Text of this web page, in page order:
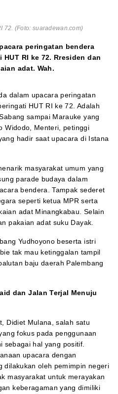
72. (Foto: suaradewan.com)
peringatan bendera
RI ke 72. Rresiden dan
adat. Wah.
dalam upacara peringatan
HUT RI ke 72. Adalah
sampai Marauke yang
Widodo, Menteri, petinggi
hadir saat upacara di Istana
masyarakat umum yang
parade budaya dalam
bendera. Tampak sederet
seperti ketua MPR serta
adat Minangkabau. Selain
pakaian adat suku Dayak.
Yudhoyono beserta istri
tak mau ketinggalan tampil
baju daerah Palembang
dan Jalan Terjal Menuju
Didiet Mulana, salah satu
fokus pada penggunaan
sebagai hal yang positif.
upacara dengan
dilakukan oleh pemimpin negeri
masyarakat untuk merayakan
keberagaman yang dimiliki